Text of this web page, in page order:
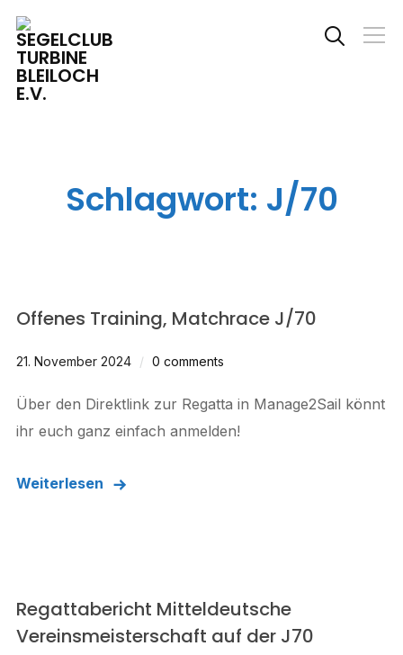
Info
Schlagwort: J/70
Offenes Training, Matchrace J/70
21. November 2024 0 comments
Über den Direktlink zur Regatta in Manage2Sail könnt
ihr euch ganz einfach anmelden!
Weiterlesen
Regattabericht Mitteldeutsche
Vereinsmeisterschaft auf der J70